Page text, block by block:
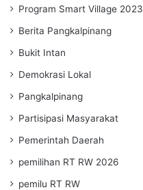
Program Smart Village 2023
Berita Pangkalpinang
Bukit Intan
Demokrasi Lokal
Pangkalpinang
Partisipasi Masyarakat
Pemerintah Daerah
pemilihan RT RW 2026
pemilu RT RW